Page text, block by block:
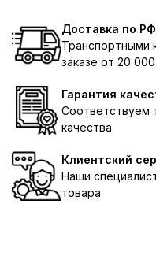
Доставка по РФ
Транспортными
заказе от 20
Гарантия
Соответствуем
качества
Клиентский
Наши
товара